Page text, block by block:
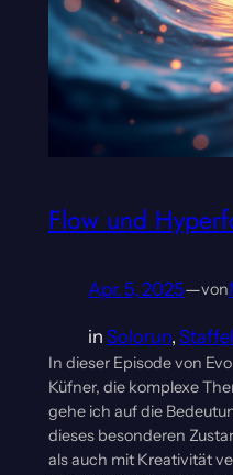
Flow und
Apr. 5, 2025—von
in Solorun, Staffel
In dieser Episode von
Küfner, die komplexe
gehe ich auf die
dieses besonderen
als auch mit Kreativität